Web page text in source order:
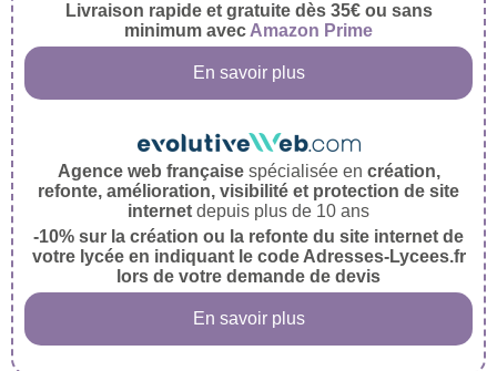
Livraison rapide et gratuite dès 35€ ou sans
minimum avec Amazon Prime
En savoir plus
Agence web françaisespécialisée en création,
refonte, amélioration, visibilité et protection de site
internet depuis plus de 10 ans
-10% sur la création ou la refonte du site internet de
votre lycée en indiquant le code Adresses-Lycees.fr
lors de votre demande de devis
En savoir plus